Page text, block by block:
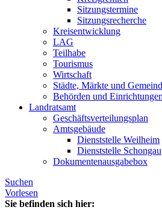
Sitzungstermine
Sitzungsrecherche
Kreisentwicklung
LAG
Teilhabe
Tourismus
Wirtschaft
Städte, Märkte und
Behörden und Einrichtungen
Landratsamt
Geschäftsverteilungsplan
Amtsgebäude
Dienststelle Weilheim
Dienststelle Schongau
Dokumentenausgabebox
Suchen
Vorlesen
Sie befinden sich hier: